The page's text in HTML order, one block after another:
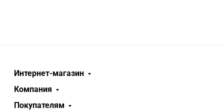
Интернет-магазин
Компания
Покупателям